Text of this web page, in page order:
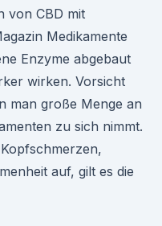
von CBD mit
Medikamente
Enzyme abgebaut
wirken. Vorsicht
man große Menge an
zu sich nimmt.
auf, gilt es die